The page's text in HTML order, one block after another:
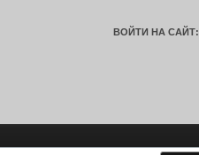
ВОЙТИ НА САЙТ: